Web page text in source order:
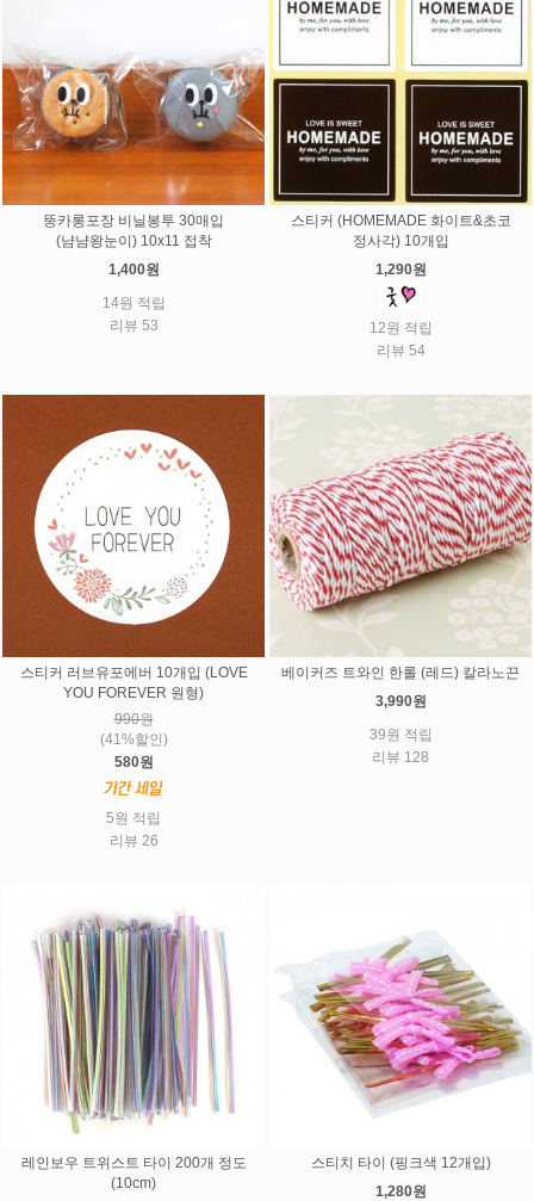
뚱카롱포장 비닐봉투 30매입
(냠냠왕눈이) 10x11 접착
1,400원
14원 적립
리뷰 53
스티커 (HOMEMADE 화이트&초코
정사각) 10개입
1,290원
12원 적립
리뷰 54
스티커 러브유포에버 10개입 (LOVE
YOU FOREVER 원형)
990원
(41%할인)
580원
5원 적립
리뷰 26
베이커즈 트와인 한롤 (레드) 칼라노끈
3,990원
39원 적립
리뷰 128
레인보우 트위스트 타이 200개 정도
(10cm)
스티치 타이 (핑크색 12개입)
1,280원